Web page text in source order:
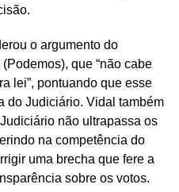
o argumento do
que “não cabe
lei”, pontuando que esse
do Judiciário. Vidal também
não ultrapassa os
na competência do
uma brecha que fere a
sobre os votos.